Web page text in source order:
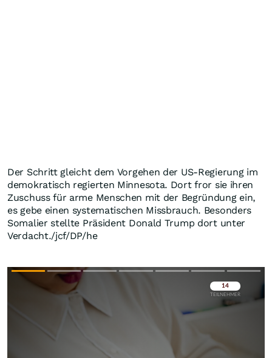
Der Schritt gleicht dem Vorgehen der US-Regierung im
demokratisch regierten Minnesota. Dort fror sie ihren
Zuschuss für arme Menschen mit der Begründung ein,
es gebe einen systematischen Missbrauch. Besonders
Somalier stellte Präsident Donald Trump dort unter
Verdacht./jcf/DP/he
Überspringen